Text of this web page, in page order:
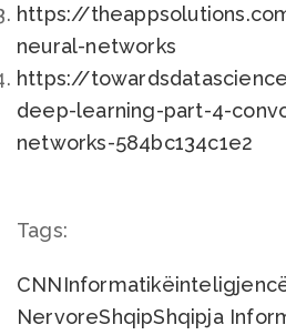
https://
neural-networks
https://
deep-learning-part-4-
networks-584bc134c1e2
Tags:
CNNInformatikë
NervoreShqipShqipja